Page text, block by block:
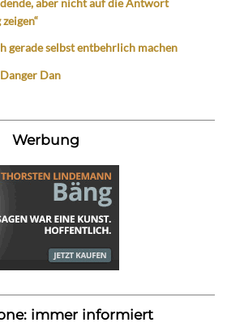
aber nicht auf die Antwort
gerade selbst entbehrlich machen
Dan
Werbung
immer informiert